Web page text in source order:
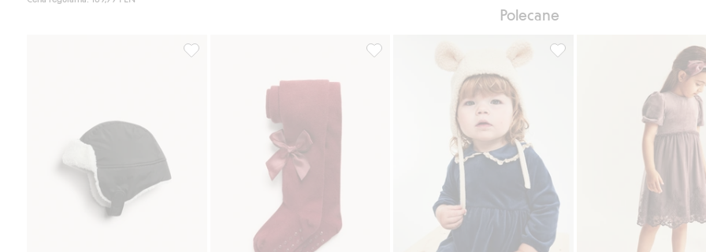
Polecane
Rajstopy z satynową kokardką, Dodaj do listy ulubione
Czapka dla niemowląt, z